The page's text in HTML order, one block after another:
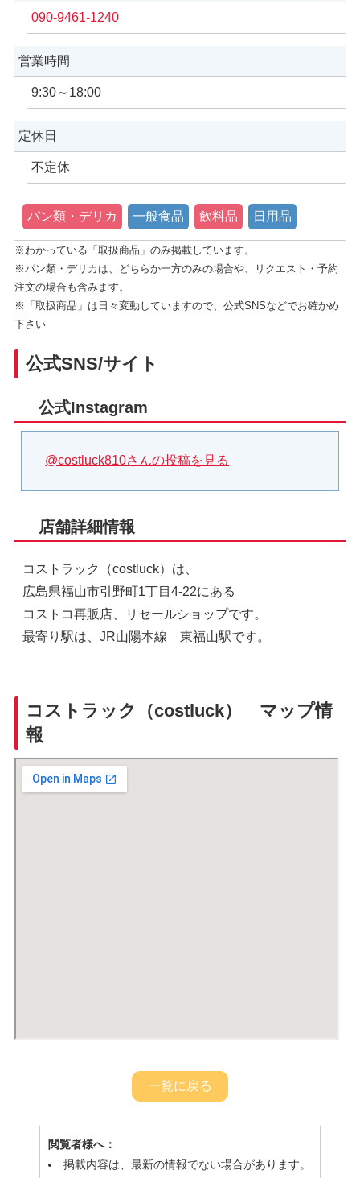
090-9461-1240
営業時間
9:30～18:00
定休日
不定休
パン類・デリカ 一般食品 飲料品 日用品
※わかっている「取扱商品」のみ掲載しています。
※パン類・デリカは、どちらか一方のみの場合や、リクエスト・予約
注文の場合も含みます。
※「取扱商品」は日々変動していますので、公式SNSなどでお確かめ
下さい
公式SNS/サイト
公式Instagram
@costluck810さんの投稿を見る
店舗詳細情報
コストラック（costluck）は、
広島県福山市引野町1丁目4-22にある
コストコ再販店、リセールショップです。
最寄り駅は、JR山陽本線 東福山駅です。
コストラック（costluck） マップ情
報
一覧に戻る
閲覧者様へ：
掲載内容は、最新の情報でない場合があります。